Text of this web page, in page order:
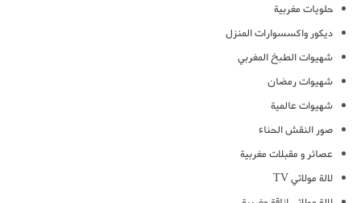
حلويات مغربية
ديكور واكسسوارات المنزل
شهيوات الطبخ المغربي
شهيوات رمضان
شهيوات عالمية
صور النقش الحناء
عصائر و مقبلات مغربية
لالة مولاتي TV